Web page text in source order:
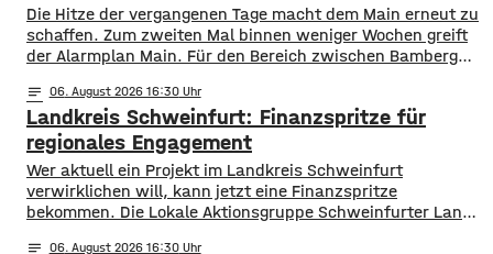
Die Hitze der vergangenen Tage macht dem Main erneut zu
schaffen. Zum zweiten Mal binnen weniger Wochen greift
der Alarmplan Main. Für den Bereich zwischen Bamberg
mainabwärts die zweite von drei Warnstufen. Zwar gibt es
aktuell mit dem Sauerstoffgehalt im Wasser noch keine
Probleme, allerdings ist die Wassertemperatur
notes 06. August 2026 16:30
Landkreis Schweinfurt: Finanzspritze für
regionales Engagement
Wer aktuell ein Projekt im Landkreis Schweinfurt
verwirklichen will, kann jetzt eine Finanzspritze
bekommen. Die Lokale Aktionsgruppe Schweinfurter Land
notes 06. August 2026 16:30